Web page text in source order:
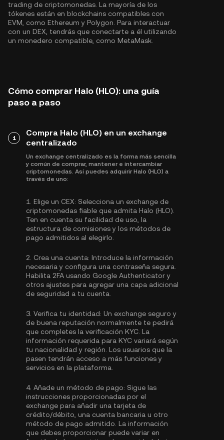
trading de criptomonedas. La mayoría de los
tókenes están en blockchains compatibles con
EVM, como Ethereum y Polygon . Para interactuar
con un DEX, tendrás que conectarte a él utilizando
un monedero compatible, como MetaMask.
Cómo comprar Halo (HLO): una guía
paso a paso
1
Compra Halo (HLO) en un exchange
centralizado
Un exchange centralizado es la forma más sencilla
y común de comprar, mantener e intercambiar
criptomonedas. Así puedes adquirir Halo (HLO) a
través de uno:
1. Elige un CEX: Selecciona un exchange de
criptomonedas fiable que admita Halo (HLO).
Ten en cuenta su facilidad de uso, la
estructura de comisiones y los métodos de
pago admitidos al elegirlo.
2. Crea una cuenta: Introduce la información
necesaria y configura una contraseña segura.
Habilita 2FA usando Google Authenticatory
otros ajustes para agregar una capa adicional
de seguridad a tu cuenta.
3. Verifica tu identidad: Un exchange seguro y
de buena reputación normalmente te pedirá
que completes la verificación KYC. La
información requerida para KYC variará según
tu nacionalidad y región. Los usuarios que la
pasen tendrán acceso a más funciones y
servicios en la plataforma.
4. Añade un método de pago: Sigue las
instrucciones proporcionadas por el
exchange para añadir una tarjeta de
crédito/débito, una cuenta bancaria u otro
método de pago admitido. La información
que debes proporcionar puede variar en